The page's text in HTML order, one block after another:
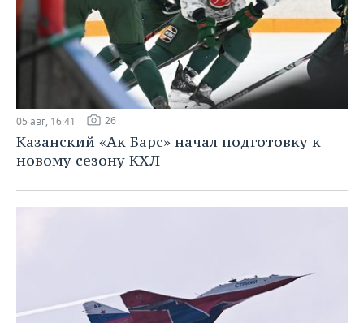
05 авг, 16:41 26
Казанский «Ак Барс» начал подготовку к
новому сезону КХЛ